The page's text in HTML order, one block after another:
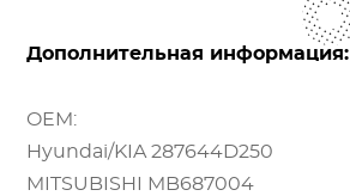
Дополнительная информация:
OEM:
Hyundai/KIA 287644D250
MITSUBISHI MB687004